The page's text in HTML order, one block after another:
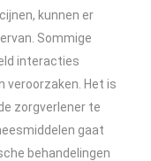
kunnen er
Sommige
interacties
veroorzaken. Het is
zorgverlener te
gaat
behandelingen